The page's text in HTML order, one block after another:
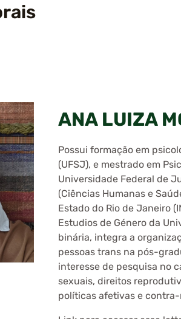
ANA LUIZA
Possui formação em
(UFSJ), e mestrado em
Universidade Federal de
(Ciências Humanas e
Estado do Rio de Janeiro
Estudios de Género da
binária, integra a
pessoas trans na pós-
interesse de pesquisa no
sexuais, direitos
políticas afetivas e